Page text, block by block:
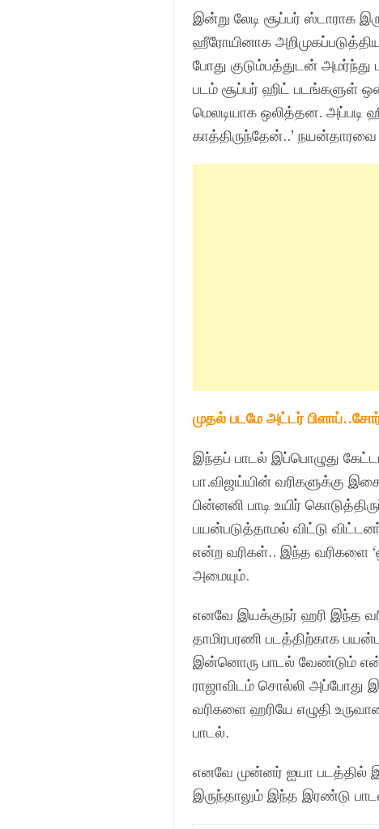
இன்று லேடி சூப்பர் ஸ்டாராக
ஹீரோயினாக
போது குடும்பத்துடன்
படம் சூப்பர் ஹிட் படங்களுள்
மெலடியாக ஒலித்தன. அப்படி
காத்திருந்தேன்..’
முதல் படமே அட்டர்
இந்தப் பாடல் இப்பொழுது
பா.விஜய்யின் வரிகளுக்கு
பின்னனி பாடி உயிர்
பயன்படுத்தாமல் விட்டு
என்ற வரிகள்.. இந்த வரிகளை
அமையும்.
எனவே இயக்குநர் ஹரி இந்த
தாமிரபரணி படத்திற்காக
இன்னொரு பாடல் வேண்டும்
ராஜாவிடம் சொல்லி அப்போது
வரிகளை ஹரியே எழுதி
பாடல்.
எனவே முன்னர் ஐயா படத்தில்
இருந்தாலும் இந்த இரண்டு